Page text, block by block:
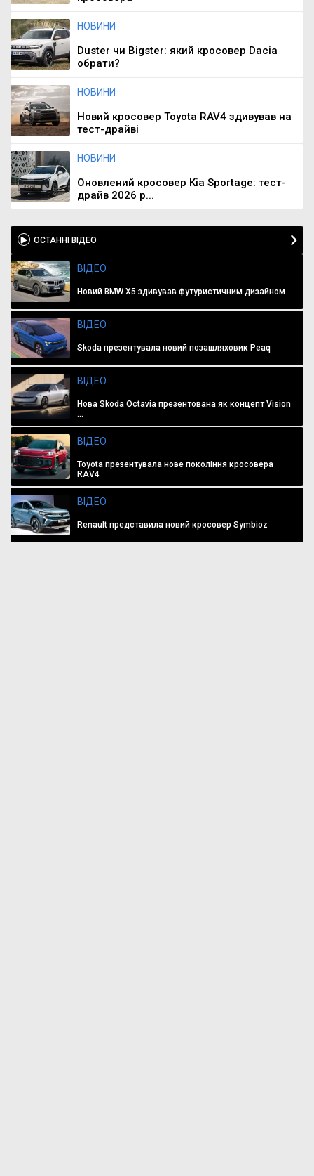
НОВИНИ
Duster чи Bigster: який кросовер Dacia
обрати?
НОВИНИ
Новий кросовер Toyota RAV4 здивував на
тест-драйві
НОВИНИ
Оновлений кросовер Kia Sportage: тест-
драйв 2026 р...
ОСТАННІ ВІДЕО
ВІДЕО
Новий BMW X5 здивував футуристичним дизайном
ВІДЕО
Skoda презентувала новий позашляховик Peaq
ВІДЕО
Нова Skoda Octavia презентована як концепт Vision
...
ВІДЕО
Toyota презентувала нове покоління кросовера
RAV4
ВІДЕО
Renault представила новий кросовер Symbioz